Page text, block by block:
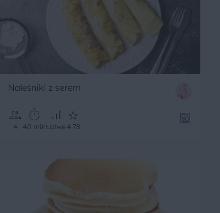
Naleśniki z serem
4 40 minŁatwe 4.78